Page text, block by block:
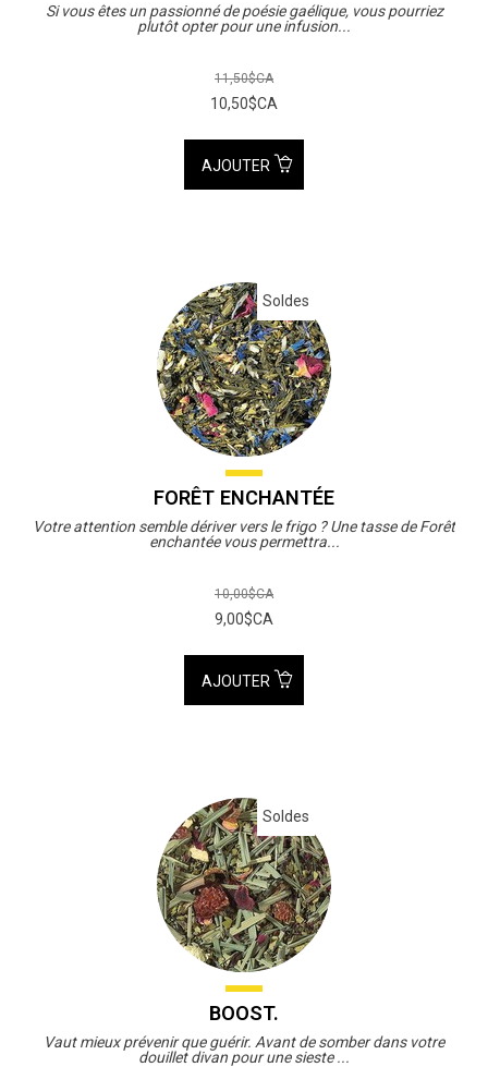
Si vous êtes un passionné de poésie gaélique, vous pourriez
plutôt opter pour une infusion...
11,50$CA
10,50$CA
AJOUTER
Soldes
FORÊT ENCHANTÉE
Votre attention semble dériver vers le frigo ? Une tasse de Forêt
enchantée vous permettra...
10,00$CA
9,00$CA
AJOUTER
Soldes
BOOST.
Vaut mieux prévenir que guérir. Avant de somber dans votre
douillet divan pour une sieste ...